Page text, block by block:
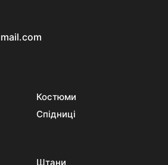
Костюми
Спідниці
Штани